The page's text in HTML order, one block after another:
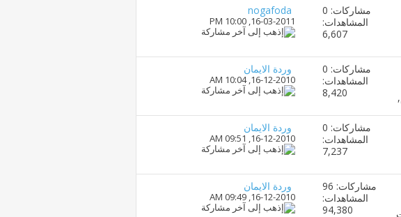
مشاركات: 0
المشاهدات:
6,607
nogafoda
16-03-2011,
10:00 PM
مشاركات: 0
المشاهدات:
8,420
وردة الايمان
16-12-2010,
10:04 AM
مشاركات: 0
المشاهدات:
7,237
وردة الايمان
16-12-2010,
09:51 AM
مشاركات: 96
المشاهدات:
94,380
وردة الايمان
16-12-2010,
09:49 AM